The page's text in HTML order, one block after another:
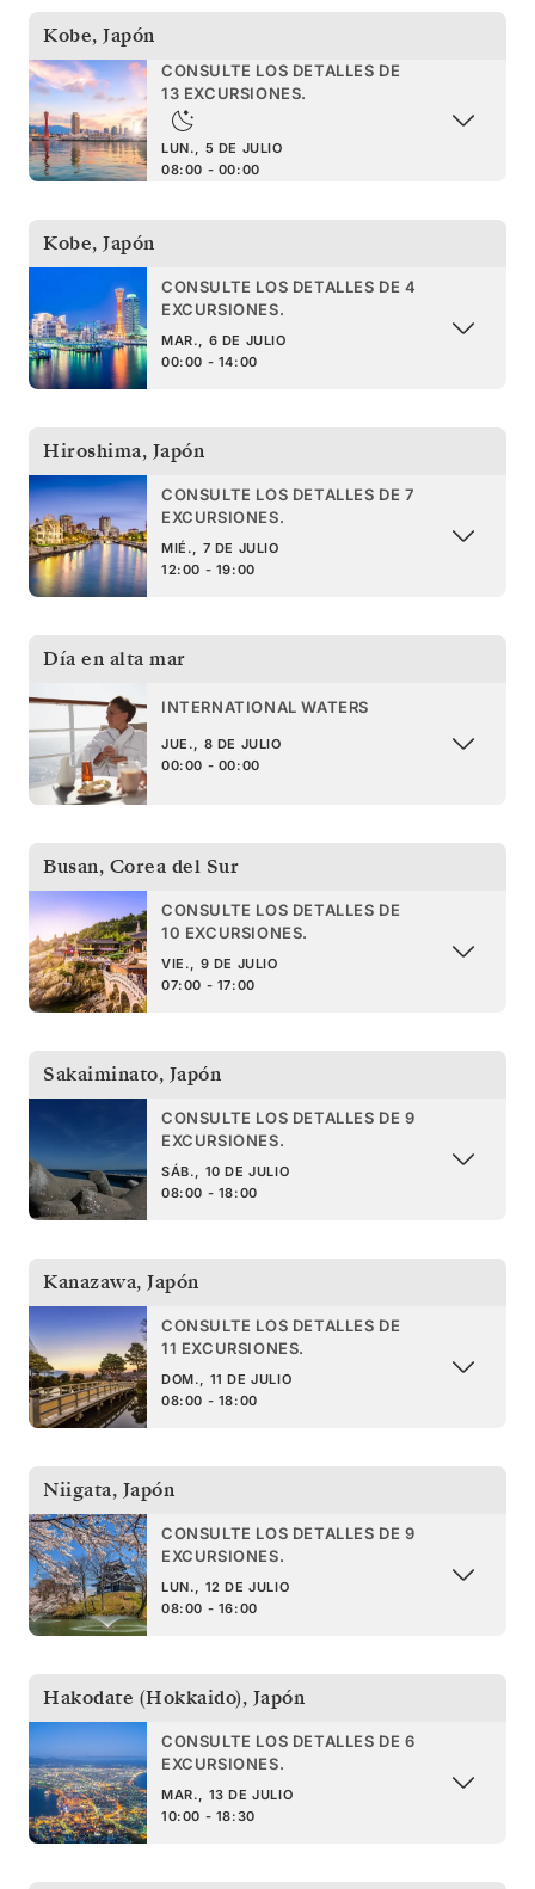
Kobe, Japón
CONSULTE LOS DETALLES DE
13 EXCURSIONES.
LUN., 5 DE JULIO
08:00 - 00:00
Kobe, Japón
CONSULTE LOS DETALLES DE 4
EXCURSIONES.
MAR., 6 DE JULIO
00:00 - 14:00
Hiroshima, Japón
CONSULTE LOS DETALLES DE 7
EXCURSIONES.
MIÉ., 7 DE JULIO
12:00 - 19:00
Día en alta mar
INTERNATIONAL WATERS
JUE., 8 DE JULIO
00:00 - 00:00
Busan, Corea del Sur
CONSULTE LOS DETALLES DE
10 EXCURSIONES.
VIE., 9 DE JULIO
07:00 - 17:00
Sakaiminato, Japón
CONSULTE LOS DETALLES DE 9
EXCURSIONES.
SÁB., 10 DE JULIO
08:00 - 18:00
Kanazawa, Japón
CONSULTE LOS DETALLES DE
11 EXCURSIONES.
DOM., 11 DE JULIO
08:00 - 18:00
Niigata, Japón
CONSULTE LOS DETALLES DE 9
EXCURSIONES.
LUN., 12 DE JULIO
08:00 - 16:00
Hakodate (Hokkaido), Japón
CONSULTE LOS DETALLES DE 6
EXCURSIONES.
MAR., 13 DE JULIO
10:00 - 18:30